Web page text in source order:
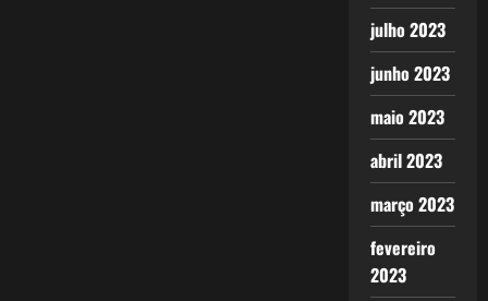
julho 2023
junho 2023
maio 2023
abril 2023
março 2023
fevereiro
2023